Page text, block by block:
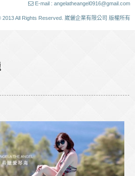
E-mail : angelatheangel0916@gmail.com
2013 All Rights Reserved. 崴儷企業有限公司 版權所有